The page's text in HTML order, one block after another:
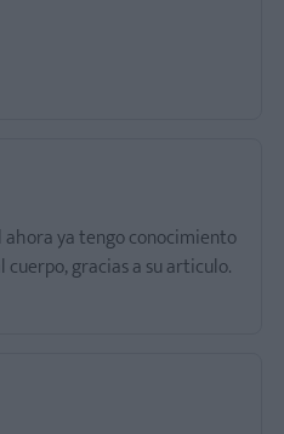
ya tengo conocimiento
cuerpo, gracias a su articulo.